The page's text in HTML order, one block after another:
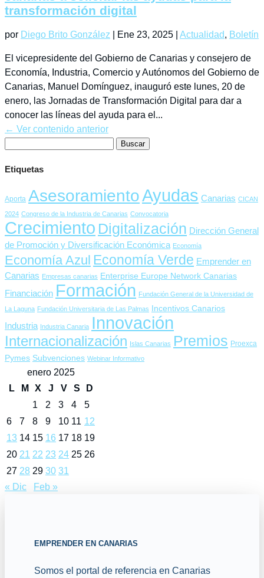
transformación digital
por Diego Brito González Ene 23, 2025 Actualidad, Boletín
El vicepresidente del Gobierno de Canarias y consejero de
Economía, Industria, Comercio y Autónomos del Gobierno de
Canarias, Manuel Domínguez, inauguró este lunes, 20 de
enero, las Jornadas de Transformación Digital para dar a
conocer las líneas del ayuda para el...
← Ver contenido anterior
Etiquetas
Aporta AsesoramientoAyudas Canarias CICAN
2024 Congreso de la Industria de Canarias Convocatoria
Crecimiento Digitalización Dirección General
de Promoción y Diversificación Económica Economía
Economía Azul Economía Verde Emprender en
Canarias Empresas canarias Enterprise Europe Network Canarias
Financiación Formación Fundación General de la Universidad de
La Laguna Fundación Universitaria de Las Palmas Incentivos Canarios
Industria Industria Canaria Innovación
Internacionalización Islas Canarias Premios Proexca
Pymes Subvenciones Webinar Informativo
enero 2025
L
M X J V S
D
1
2 3 4
5
6
7 8 9 10 11 12
13 14 15 16 17 18 19
20 21 22 23 24 25 26
27 28 29 30 31
« Dic
Feb »
EMPRENDER EN CANARIAS
Somos el portal de referencia en Canarias